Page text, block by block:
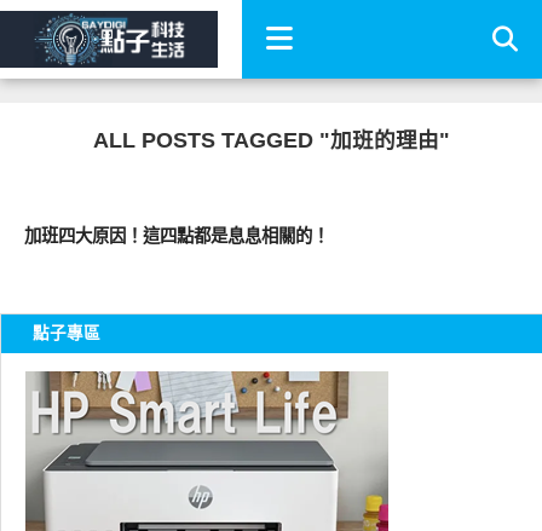
ALL POSTS TAGGED "加班的理由"
加班四大原因！這四點都是息息相關的！
點子專區